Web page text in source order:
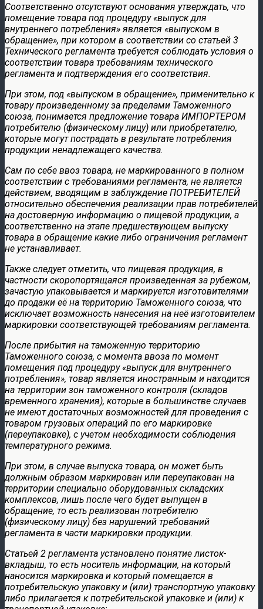
Соответственно отсутствуют основания утверждать, что
помещение товара под процедуру «выпуск для
внутреннего потребления» является «выпуском в
обращение», при котором в соответствии со статьей 3
Технического регламента требуется соблюдать условия о
соответствии товара требованиям технического
регламента и подтверждения его соответствия.
При этом, под «выпуском в обращение», применительно к
товару произведенному за пределами Таможенного
союза, понимается предложение товара ИМПОРТЕРОМ
потребителю (физическому лицу) или приобретателю,
которые могут пострадать в результате потребления
продукции ненадлежащего качества.
Сам по себе ввоз товара, не маркированного в полном
соответствии с требованиями регламента, не является
действием, вводящим в заблуждение ПОТРЕБИТЕЛЕЙ
относительно обеспечения реализации прав потребителей
на достоверную информацию о пищевой продукции, а
соответственно на этапе предшествующем выпуску
товара в обращение какие либо ограничения регламент
не устанавливает.
Также следует отметить, что пищевая продукция, в
частности скоропортящаяся произведенная за рубежом,
зачастую упаковывается и маркируется изготовителями
до продажи её на территорию Таможенного союза, что
исключает возможность нанесения на неё изготовителем
маркировки соответствующей требованиям регламента.
После прибытия на таможенную территорию
Таможенного союза, с момента ввоза по момент
помещения под процедуру «выпуск для внутреннего
потребления», товар является иностранным и находится
на территории зон таможенного контроля (складов
временного хранения), которые в большинстве случаев
не имеют достаточных возможностей для проведения с
товаром грузовых операций по его маркировке
(переупаковке), с учетом необходимости соблюдения
температурного режима.
При этом, в случае выпуска товара, он может быть
должным образом маркирован или переупакован на
территории специально оборудованных складских
комплексов, лишь после чего будет выпущен в
обращение, то есть реализован потребителю
(физическому лицу) без нарушений требований
регламента в части маркировки продукции.
Статьей 2 регламента установлено понятие листок-
вкладыш, то есть носитель информации, на который
наносится маркировка и который помещается в
потребительскую упаковку и (или) транспортную упаковку
либо прилагается к потребительской упаковке и (или) к